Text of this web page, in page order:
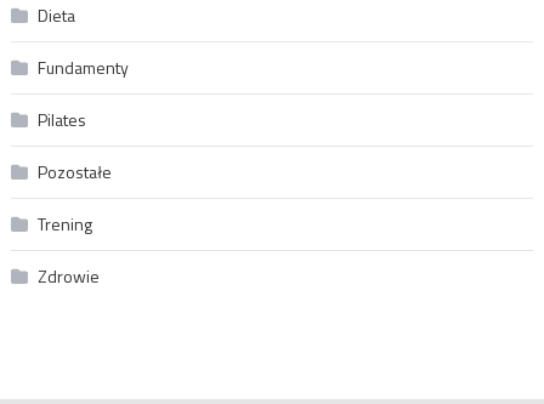
Dieta
Fundamenty
Pilates
Pozostałe
Trening
Zdrowie